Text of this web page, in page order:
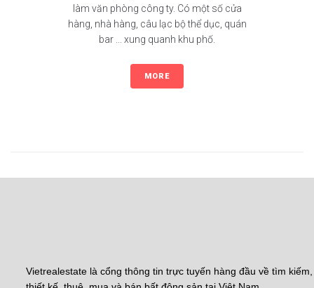
làm văn phòng công ty. Có một số cửa
hàng, nhà hàng, câu lạc bộ thể dục, quán
bar ... xung quanh khu phố.
MORE
Vietrealestate là cổng thông tin trực tuyến hàng đầu về tìm kiếm,